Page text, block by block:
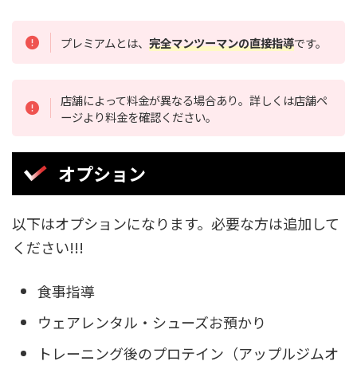
プレミアムとは、完全マンツーマンの直接指導です。
店舗によって料金が異なる場合あり。詳しくは店舗ペ
ージより料金を確認ください。
オプション
以下はオプションになります。必要な方は追加して
ください!!!
食事指導
ウェアレンタル・シューズお預かり
トレーニング後のプロテイン（アップルジムオ